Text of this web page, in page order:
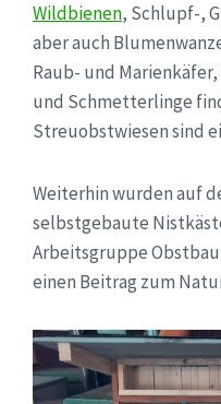
Wildbienen, Schlupf-,
aber auch
Raub- und
und Schmetterlinge
Streuobstwiesen sind
Weiterhin wurden auf
selbstgebaute
Arbeitsgruppe
einen Beitrag zum